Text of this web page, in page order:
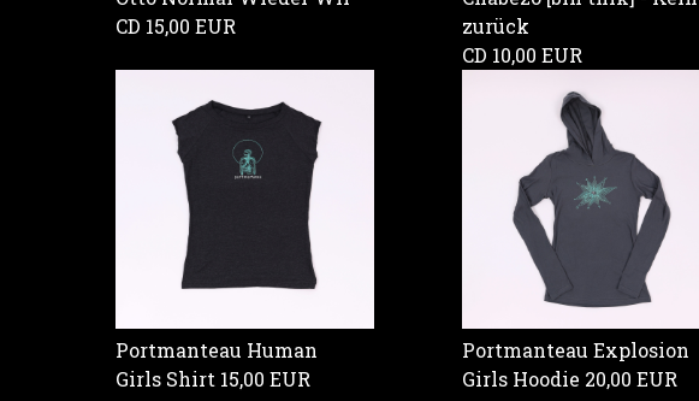
CD 15,00 EUR
zurück
CD 10,00 EUR
Portmanteau Human
Girls Shirt 15,00 EUR
Portmanteau Explosion
Girls Hoodie 20,00 EUR